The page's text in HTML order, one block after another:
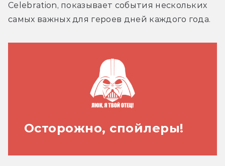
Celebration, показывает события нескольких
самых важных для героев дней каждого года.
Осторожно, спойлеры!